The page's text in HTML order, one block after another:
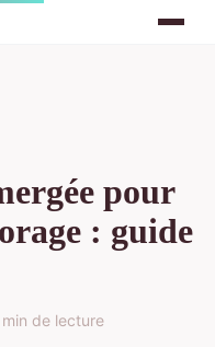
pour
: guide
de lecture